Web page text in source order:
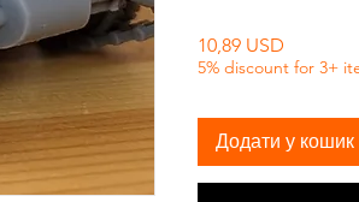
10,89 USD
5% discount for 3+
Додати у кошик